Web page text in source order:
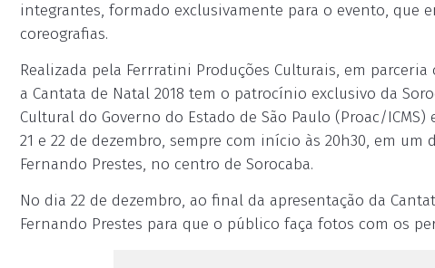
integrantes, formado exclusivamente para o evento, que
coreografias.
Realizada pela Ferrratini Produções Culturais, em
a Cantata de Natal 2018 tem o patrocínio exclusivo da
Cultural do Governo do Estado de São Paulo (Proac/ICMS)
21 e 22 de dezembro, sempre com início às 20h30, em
Fernando Prestes, no centro de Sorocaba.
No dia 22 de dezembro, ao final da apresentação da
Fernando Prestes para que o público faça fotos com os